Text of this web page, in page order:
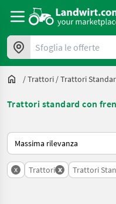
Sfoglia le offerte
/Trattori /Trattori
Trattori standard con
Ecco come viene ordinato
x Trattori x Trattori